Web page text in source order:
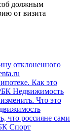
должным
от визита
отклоненного
Как это
Недвижимость
Что это
что россияне сами
Спорт